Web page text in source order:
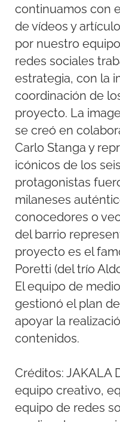
continuamos con
de vídeos y
por nuestro
redes sociales
estrategia, con la
coordinación de
proyecto. La
se creó en
Carlo Stanga y
icónicos de los
protagonistas
milaneses
conocedores o
del barrio
proyecto es el
Poretti (del trío
El equipo de
gestionó el plan
apoyar la
contenidos.
Créditos: JAKALA
equipo creativo,
equipo de redes